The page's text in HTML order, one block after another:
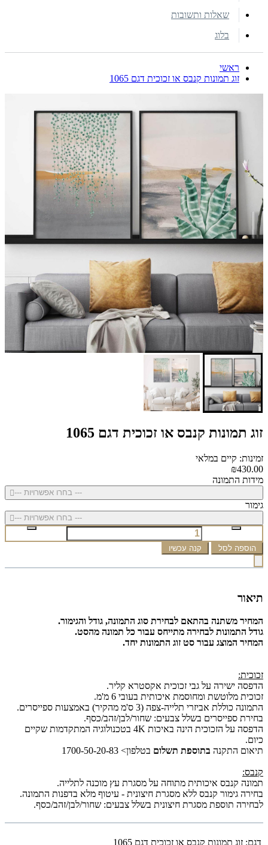
שאלות ותשובות
בלוג
ראשי
זוג תמונות קנבס או זכוכית דגם 1065
זוג תמונות קנבס או זכוכית דגם 1065
זמינות: קיים במלאי
₪430.00
מידות התמונה
--- בחרו אפשרויות ---
גימור
--- בחרו אפשרויות ---
הוספה לסל קנה עכשיו
תיאור
המחיר משתנה בהתאם לבחירת סוג התמונה, גודל והגימור.
גודל התמונות לבחירה מתייחס עבור כל תמונה מהסט.
המחיר המוצג עבור סט זוג התמונות יחד.
זכוכית:
הדפסה ישירה על גבי זכוכית אקסטרא קליר.
זכוכית מלוטשת ומחוסמת איכותית בעובי 6 מ'מ.
התמונה כוללת אביזרי תלייה-צפה (3 ס'מ מהקיר) באמצעות ספייסרים.
בחירת ספייסרים בשלל צבעים: שחור/לבן/זהב/כסף.
הדפסה על הזכוכית הינה באיכות 4K בטכנולוגיה המתקדמות שקיים
כיום.
תיאום התקנה בתוספת תשלום בטלפון> 1700-50-20-83
קנבס:
תמונה קנבס איכותית מתוחה על מסגרת עץ מוכנה לתלייה.
בחירה גימור קנבס ללא מסגרת חיצונית - עיטוף מלא בדפנות התמונה.
לבחירה תוספת מסגרת חיצונית בשלל צבעים: שחור/לבן/זהב/כסף.
דגם: זוג תמונות קנבס או זכוכית דגם 1065